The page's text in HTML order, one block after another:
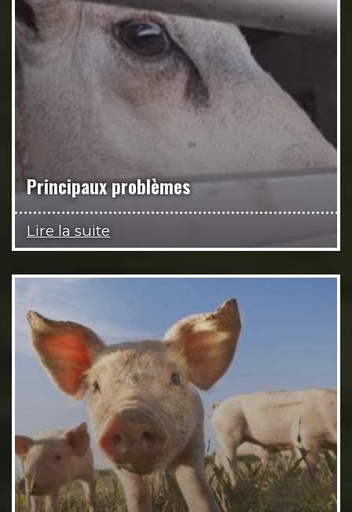
Principaux problèmes
Lire la suite